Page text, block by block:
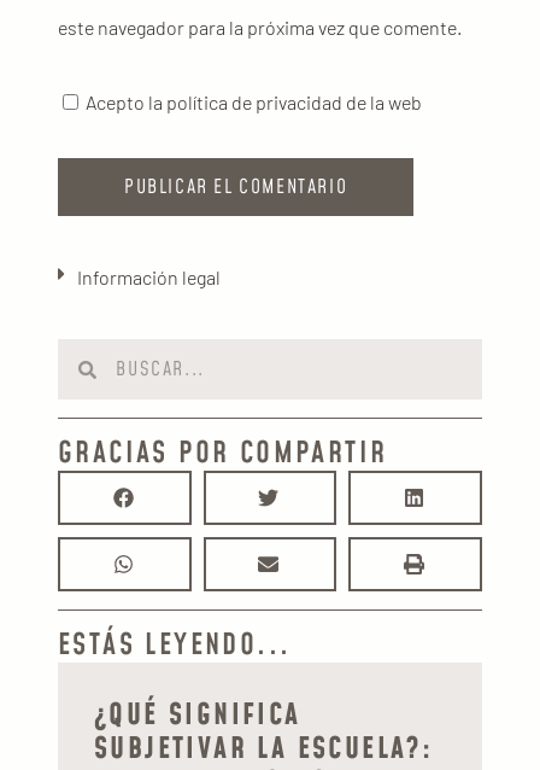
este navegador para la próxima vez que comente.
Acepto la política de privacidad de la web
Información legal
GRACIAS POR COMPARTIR
ESTÁS LEYENDO...
¿QUÉ SIGNIFICA
SUBJETIVAR LA ESCUELA?: